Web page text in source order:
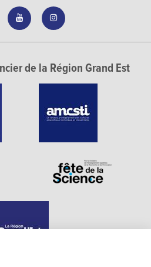
de la Région Grand Est